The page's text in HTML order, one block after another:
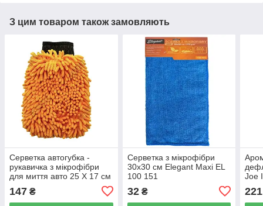
З цим товаром також замовляють
Серветка автогубка -
рукавичка з мікрофібри
для миття авто 25 Х 17 см
Elegant Maxi EL 100 153
147 ₴
Серветка з мікрофібри
30x30 см Elegant Maxi EL
100 151
32₴
Joe
221